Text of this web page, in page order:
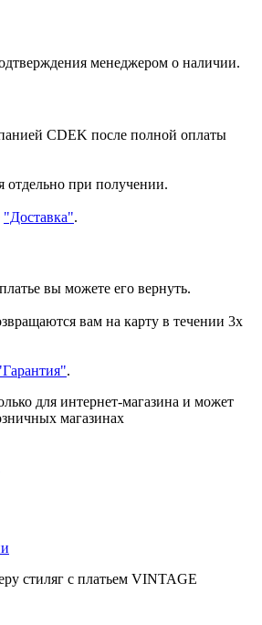
менеджером о наличии.
CDEK после полной оплаты
отдельно при получении.
"Доставка".
вы можете его вернуть.
вам на карту в течении 3х
.
для интернет-магазина и может
магазинах
стиляг с платьем VINTAGE